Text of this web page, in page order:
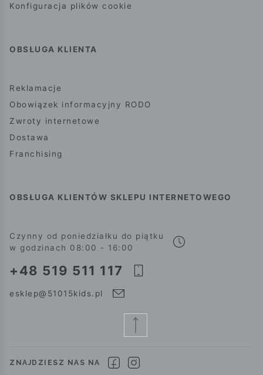
Konfiguracja plików cookie
OBSŁUGA KLIENTA
Reklamacje
Obowiązek informacyjny RODO
Zwroty internetowe
Dostawa
Franchising
OBSŁUGA KLIENTÓW SKLEPU INTERNETOWEGO
Czynny od poniedziałku do piątku
w godzinach 08:00 - 16:00
+48 519 511 117
esklep@51015kids.pl
ZNAJDZIESZ NAS NA